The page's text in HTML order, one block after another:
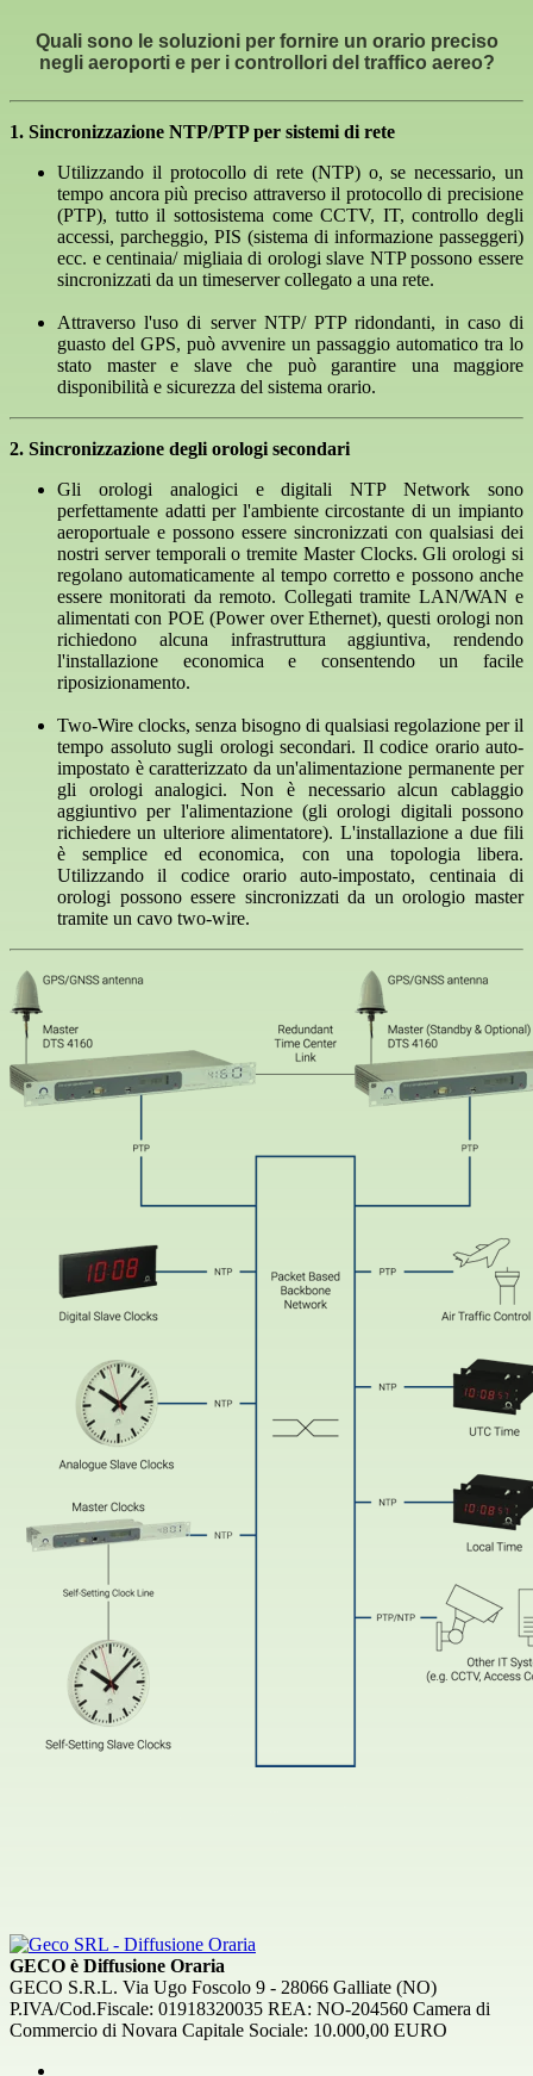
Quali sono le soluzioni per fornire un orario preciso
negli aeroporti e per i controllori del traffico aereo?
1. Sincronizzazione NTP/PTP per sistemi di rete
Utilizzando il protocollo di rete (NTP) o, se necessario, un
tempo ancora più preciso attraverso il protocollo di precisione
(PTP), tutto il sottosistema come CCTV, IT, controllo degli
accessi, parcheggio, PIS (sistema di informazione passeggeri)
ecc. e centinaia/ migliaia di orologi slave NTP possono essere
sincronizzati da un timeserver collegato a una rete.
Attraverso l'uso di server NTP/ PTP ridondanti, in caso di
guasto del GPS, può avvenire un passaggio automatico tra lo
stato master e slave che può garantire una maggiore
disponibilità e sicurezza del sistema orario.
2. Sincronizzazione degli orologi secondari
Gli orologi analogici e digitali NTP Network sono
perfettamente adatti per l'ambiente circostante di un impianto
aeroportuale e possono essere sincronizzati con qualsiasi dei
nostri server temporali o tremite Master Clocks. Gli orologi si
regolano automaticamente al tempo corretto e possono anche
essere monitorati da remoto. Collegati tramite LAN/WAN e
alimentati con POE (Power over Ethernet), questi orologi non
richiedono alcuna infrastruttura aggiuntiva, rendendo
l'installazione economica e consentendo un facile
riposizionamento.
Two-Wire clocks, senza bisogno di qualsiasi regolazione per il
tempo assoluto sugli orologi secondari. Il codice orario auto-
impostato è caratterizzato da un'alimentazione permanente per
gli orologi analogici. Non è necessario alcun cablaggio
aggiuntivo per l'alimentazione (gli orologi digitali possono
richiedere un ulteriore alimentatore). L'installazione a due fili
è semplice ed economica, con una topologia libera.
Utilizzando il codice orario auto-impostato, centinaia di
orologi possono essere sincronizzati da un orologio master
tramite un cavo two-wire.
GECO è Diffusione Oraria
GECO S.R.L. Via Ugo Foscolo 9 - 28066 Galliate (NO)
P.IVA/Cod.Fiscale: 01918320035 REA: NO-204560 Camera di
Commercio di Novara Capitale Sociale: 10.000,00 EURO